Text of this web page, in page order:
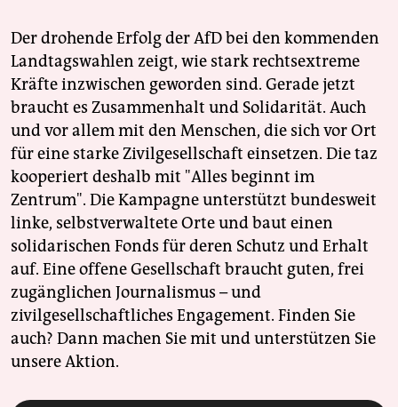
Der drohende Erfolg der AfD bei den kommenden
Landtagswahlen zeigt, wie stark rechtsextreme
Kräfte inzwischen geworden sind. Gerade jetzt
braucht es Zusammenhalt und Solidarität. Auch
und vor allem mit den Menschen, die sich vor Ort
für eine starke Zivilgesellschaft einsetzen. Die taz
kooperiert deshalb mit "Alles beginnt im
Zentrum". Die Kampagne unterstützt bundesweit
linke, selbstverwaltete Orte und baut einen
solidarischen Fonds für deren Schutz und Erhalt
auf. Eine offene Gesellschaft braucht guten, frei
zugänglichen Journalismus – und
zivilgesellschaftliches Engagement. Finden Sie
auch? Dann machen Sie mit und unterstützen Sie
unsere Aktion.